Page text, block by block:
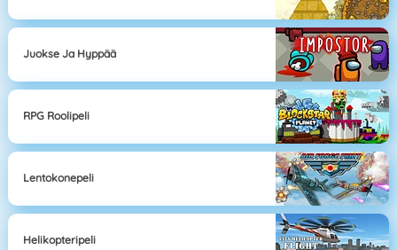
Juokse Ja Hyppää
RPG Roolipeli
Lentokonepeli
Helikopteripeli